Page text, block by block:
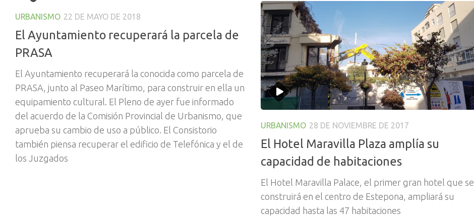
URBANISMO 22 DE MAYO DE 2018
El Ayuntamiento recuperará la parcela de
PRASA
El Ayuntamiento recuperará la conocida como parcela de
PRASA, junto al Paseo Marítimo, para construir en ella un
equipamiento cultural. El Pleno de ayer fue informado
del acuerdo de la Comisión Provincial de Urbanismo, que
aprueba su cambio de uso a público. El Consistorio
también piensa recuperar el edificio de Telefónica y el de
los Juzgados
URBANISMO 28 DE NOVIEMBRE DE 2017
El Hotel Maravilla Plaza amplía su
capacidad de habitaciones
El Hotel Maravilla Palace, el primer gran hotel que se
construirá en el centro de Estepona, ampliará su
capacidad hasta las 47 habitaciones